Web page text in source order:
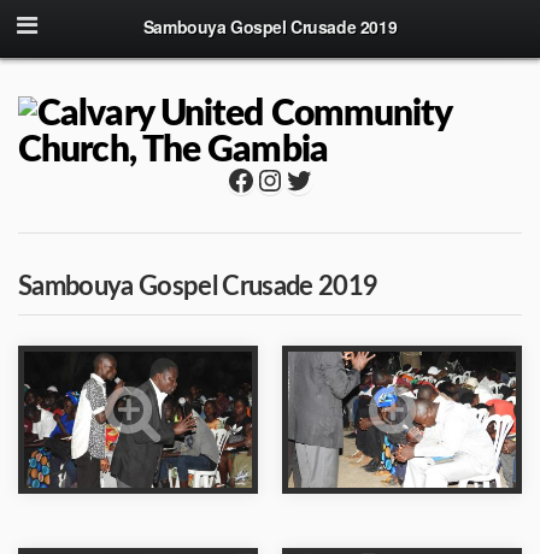
Sambouya Gospel Crusade 2019
Facebook
Instagram
Twitter
Sambouya Gospel Crusade 2019